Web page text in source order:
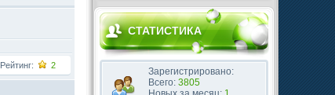
Рейтинг: 2
СТАТИСТИКА
Зарегистрировано:
Всего: 3805